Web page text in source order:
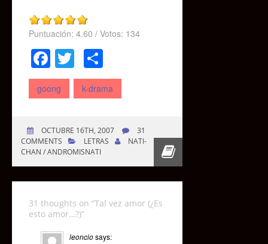
Puntuación: 4.60 / Votos: 134
Facebook
Twitter
goong k-drama
OCTUBRE 16TH, 2007
31
COMMENTS
LETRAS
NATI-
CHAN / ANDROMISNATI
31 thoughts on “Tal vez amor (¿Es
esto amor…?)”
leonciosays: